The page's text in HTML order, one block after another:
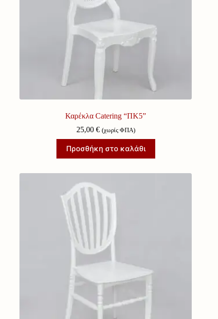
Καρέκλα Catering “ΠΚ5”
25,00 € (χωρίς ΦΠΑ)
Προσθήκη στο καλάθι